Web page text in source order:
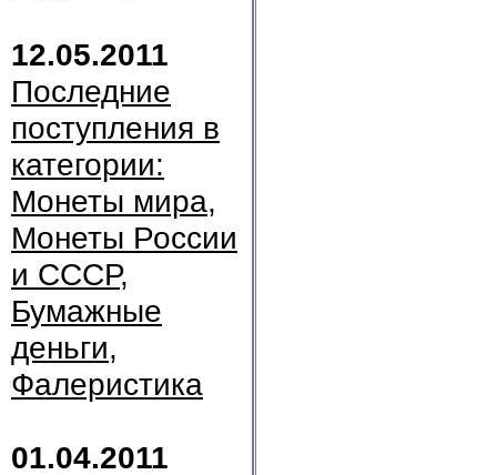
12.05.2011
Последние
поступления в
категории:
Монеты мира,
Монеты России
и СССР,
Бумажные
деньги,
Фалеристика
01.04.2011